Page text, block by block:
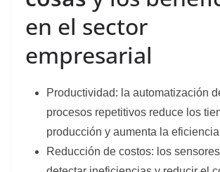
en el sector
empresarial
Productividad: la automatización
procesos repetitivos reduce los
producción y aumenta la
Reducción de costos: los